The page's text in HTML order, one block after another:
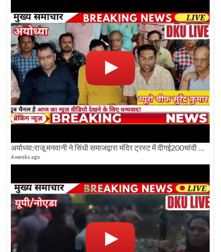
अयोध्या:राजू मनवानी ने सिंधी समाजद्वारा मंदिर ट्रस्ट में दीगई200चांदी की ईंटों पर सवाल का किया विरोध
4 weeks ago